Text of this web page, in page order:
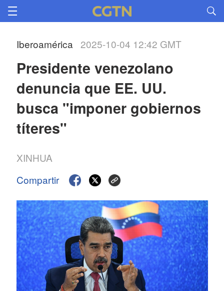
Iberoamérica 2025-10-04 12:42 GMT
Presidente venezolano
denuncia que EE. UU.
busca "imponer gobiernos
títeres"
XINHUA
Compartir